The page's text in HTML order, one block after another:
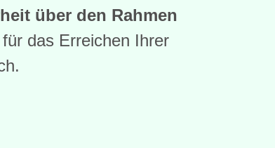
über den Rahmen
das Erreichen Ihrer